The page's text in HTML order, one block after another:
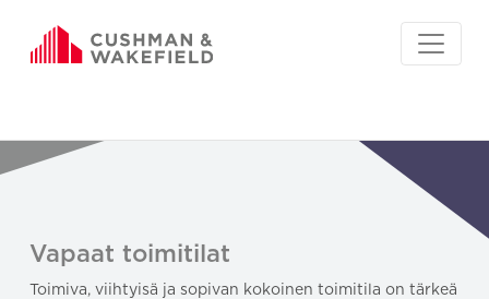
Vapaat toimitilat
Toimiva, viihtyisä ja sopivan kokoinen toimitila on tärkeä